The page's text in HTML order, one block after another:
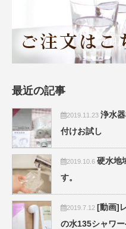
最近の記事
2019.11.23 浄水
付けお試し
2019.10.6 硬水地
す。
2019.7.12 [動画]
の水135シャワ